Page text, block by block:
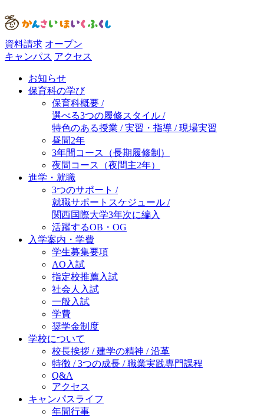
資料請求 オープン
キャンパス アクセス
お知らせ
保育科の学び
保育科概要 /
選べる3つの履修スタイル /
特色のある授業 / 実習・指導 / 現場実習
昼間2年
3年間コース（長期履修制）
夜間コース（夜間主2年）
進学・就職
3つのサポート /
就職サポートスケジュール /
関西国際大学3年次に編入
活躍するOB・OG
入学案内・学費
学生募集要項
AO入試
指定校推薦入試
社会人入試
一般入試
学費
奨学金制度
学校について
校長挨拶 / 建学の精神 / 沿革
特徴 / 3つの成長 / 職業実践専門課程
Q&A
アクセス
キャンパスライフ
年間行事